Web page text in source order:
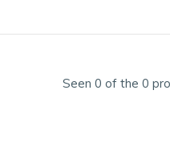
Seen 0 of the 0